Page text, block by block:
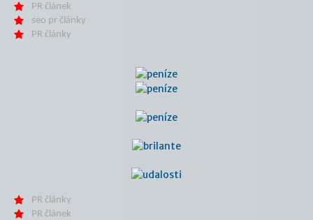
PR článek
seo pr články
PR články
PR články
PR článek